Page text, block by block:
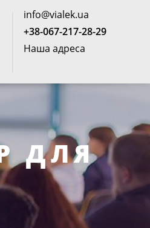
info@vialek.ua
+38-067-217-28-29
Наша адреса
ДЛЯ